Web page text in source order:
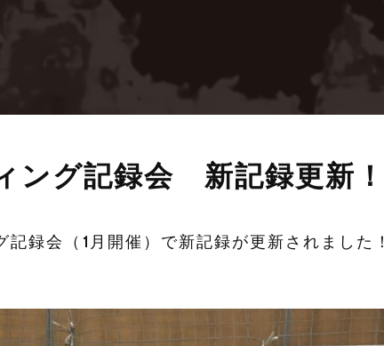
ング記録会 新記録更新！
録会（1月開催）で新記録が更新されました！